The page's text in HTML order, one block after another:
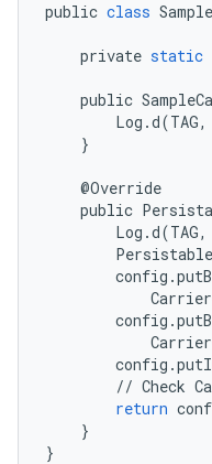
public class
private static
public
Log .d(TAG,
}
@Override
public
Log .d(TAG,
config .
config .
config .
// Check
return
}
}